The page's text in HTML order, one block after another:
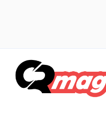
contenuto